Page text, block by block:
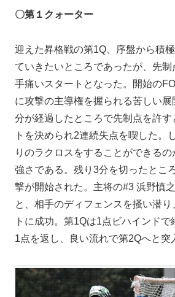
〇第１クォーター
迎えた昇格戦の第1Q、序盤から積
ていきたいところであったが、先
手痛いスタートとなった。開始の
に攻撃の主導権を握られる苦しい
分が経過したところで先制点を許す
トを決められ2連続失点を喫した。
りのラクロスをすることができる
強さである。残り3分を切ったとこ
撃が開始された。主将の#3 浜野慎
と、相手のディフェンスを掻い潜
トに成功。第1Qは1点ビハインド
1点を返し、良い流れで第2Qへと突